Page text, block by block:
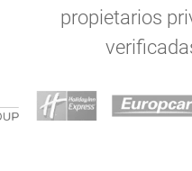
propietarios
P